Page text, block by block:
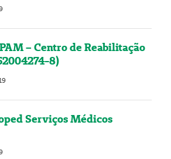
– Centro de Reabilitação
8)
Serviços Médicos